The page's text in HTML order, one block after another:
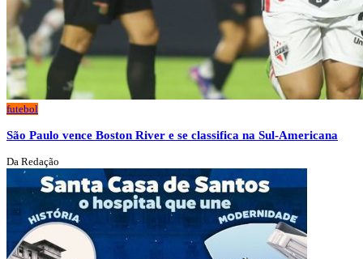
futebol
São Paulo vence Boston River e se classifica na Sul-Americana
Da Redação